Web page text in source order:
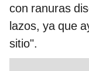
con ranuras
lazos, ya que
sitio".